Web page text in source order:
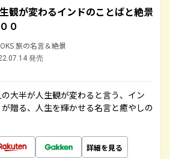
観が変わるインドのことばと絶景
０
旅の名言＆絶景
発売
大半が人生観が変わると言う、イン
贈る、人生を輝かせる名言と癒やしの
詳細を見る